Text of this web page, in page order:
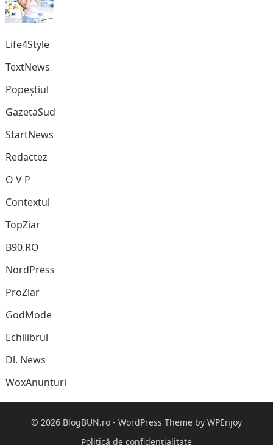
Life4Style
TextNews
Popeștiul
GazetaSud
StartNews
Redactez
O V P
Contextul
TopZiar
B90.RO
NordPress
ProZiar
GodMode
Echilibrul
Dl. News
WoxAnunțuri
© 2026 BlogBUN.ro - WordPress Theme by WPEnjoy
Politică de confidențialitate